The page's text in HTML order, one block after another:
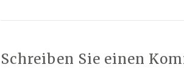
Schreiben Sie einen